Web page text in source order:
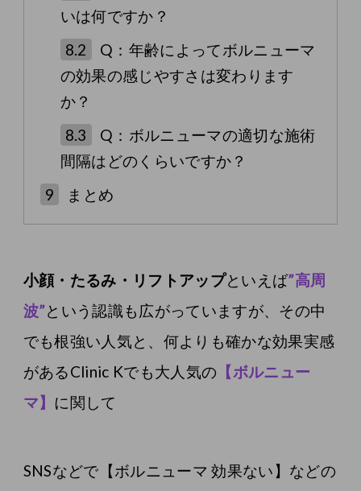
いは何ですか？
8.2
Q：年齢によってボルニューマ
の効果の感じやすさは変わります
か？
8.3
Q：ボルニューマの適切な施術
間隔はどのくらいですか？
9
まとめ
小顔・たるみ・リフトアップといえば”高周
波”という認識も広がっていますが、その中
でも根強い人気と、何よりも確かな効果実感
があるClinic Kでも大人気の 【ボルニュー
マ】 に関して
SNSなどで【ボルニューマ 効果ない】などの